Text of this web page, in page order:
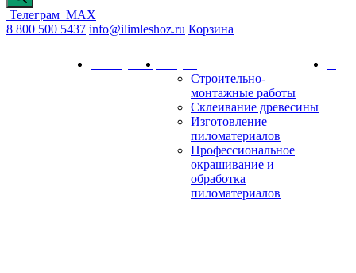
Телеграм MAX
8 800 500 5437 info@ilimleshoz.ru Корзина
Калькулятор
Строительно-
монтажные работы
Склеивание древесины
Изготовление
пиломатериалов
Профессиональное
окрашивание и
обработка
пиломатериалов